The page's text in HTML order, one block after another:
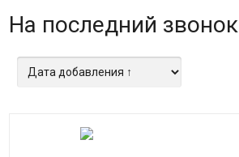
На последний звонок